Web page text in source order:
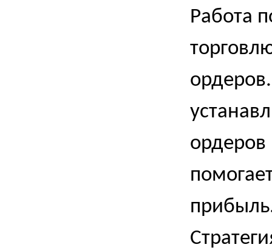
Работа
ордеров